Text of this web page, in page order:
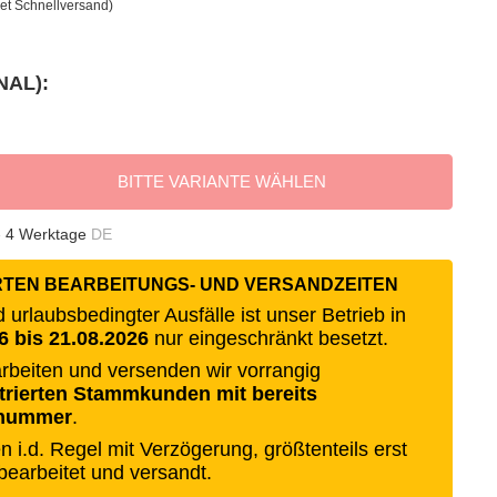
Schnellversand)
BITTE VARIANTE WÄHLEN
4 Werktage DE
BEARBEITUNGS- UND VERSANDZEITEN
urlaubsbedingter Ausfälle ist unser Betrieb in
bis 21.08.2026 nur eingeschränkt besetzt.
und versenden wir vorrangig
Stammkunden mit bereits
.
i.d. Regel mit Verzögerung, größtenteils erst
und versandt.